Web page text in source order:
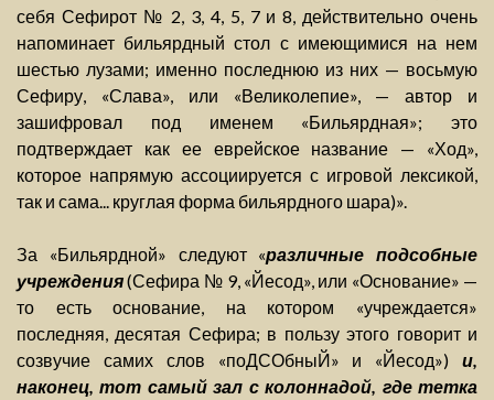
себя Сефирот № 2, 3, 4, 5, 7 и 8, действительно очень
напоминает бильярдный стол с имеющимися на нем
шестью лузами; именно последнюю из них — восьмую
Сефиру, «Слава», или «Великолепие», — автор и
зашифровал под именем «Бильярдная»; это
подтверждает как ее еврейское название — «Ход»,
которое напрямую ассоциируется с игровой лексикой,
так и сама... круглая форма бильярдного шара)».
За «Бильярдной» следуют «различные подсобные
учреждения(Сефира № 9, «Йесод», или «Основание» —
то есть основание, на котором «учреждается»
последняя, десятая Сефира; в пользу этого говорит и
созвучие самих слов «поДСОбныЙ» и «Йесод») и,
наконец, тот самый зал с колоннадой, где тетка